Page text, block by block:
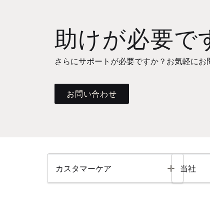
助けが必要で
さらにサポートが必要ですか？お気軽にお
お問い合わせ
カスタマーケア Toggle
当社